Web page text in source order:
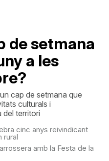
de setmana
a les
cap de setmana que
culturals i
del territori
cinc anys reivindicant
rural
amb la Festa de la